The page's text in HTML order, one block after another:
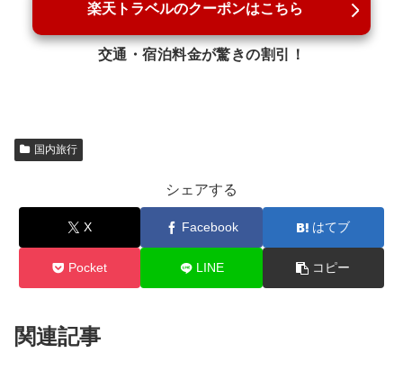
楽天トラベルのクーポンはこちら
交通・宿泊料金が驚きの割引！
国内旅行
シェアする
X Facebook はてブ
Pocket LINE コピー
関連記事